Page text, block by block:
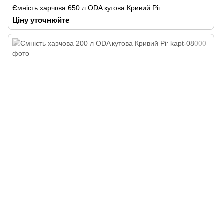
Ємність харчова 650 л ODA кутова Кривий Ріг
Ціну уточнюйте